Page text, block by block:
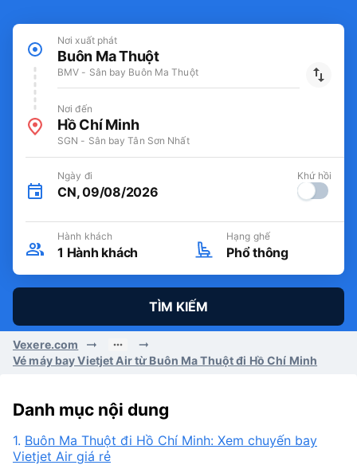
Nơi xuất phát
Buôn Ma Thuột
BMV - Sân bay Buôn Ma Thuột
Nơi đến
Hồ Chí Minh
SGN - Sân bay Tân Sơn Nhất
Ngày đi
CN, 09/08/2026
Khứ hồi
Hành khách
1 Hành khách
Hạng ghế
Phổ thông
TÌM KIẾM
Vexere.com
Vé máy bay Vietjet Air từ Buôn Ma Thuột đi Hồ Chí Minh
Danh mục nội dung
1. Buôn Ma Thuột đi Hồ Chí Minh: Xem chuyến bay
Vietjet Air giá rẻ